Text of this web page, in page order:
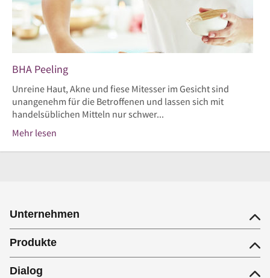
BHA Peeling
Unreine Haut, Akne und fiese Mitesser im Gesicht sind
unangenehm für die Betroffenen und lassen sich mit
handelsüblichen Mitteln nur schwer...
Mehr lesen
Unternehmen
Produkte
Dialog